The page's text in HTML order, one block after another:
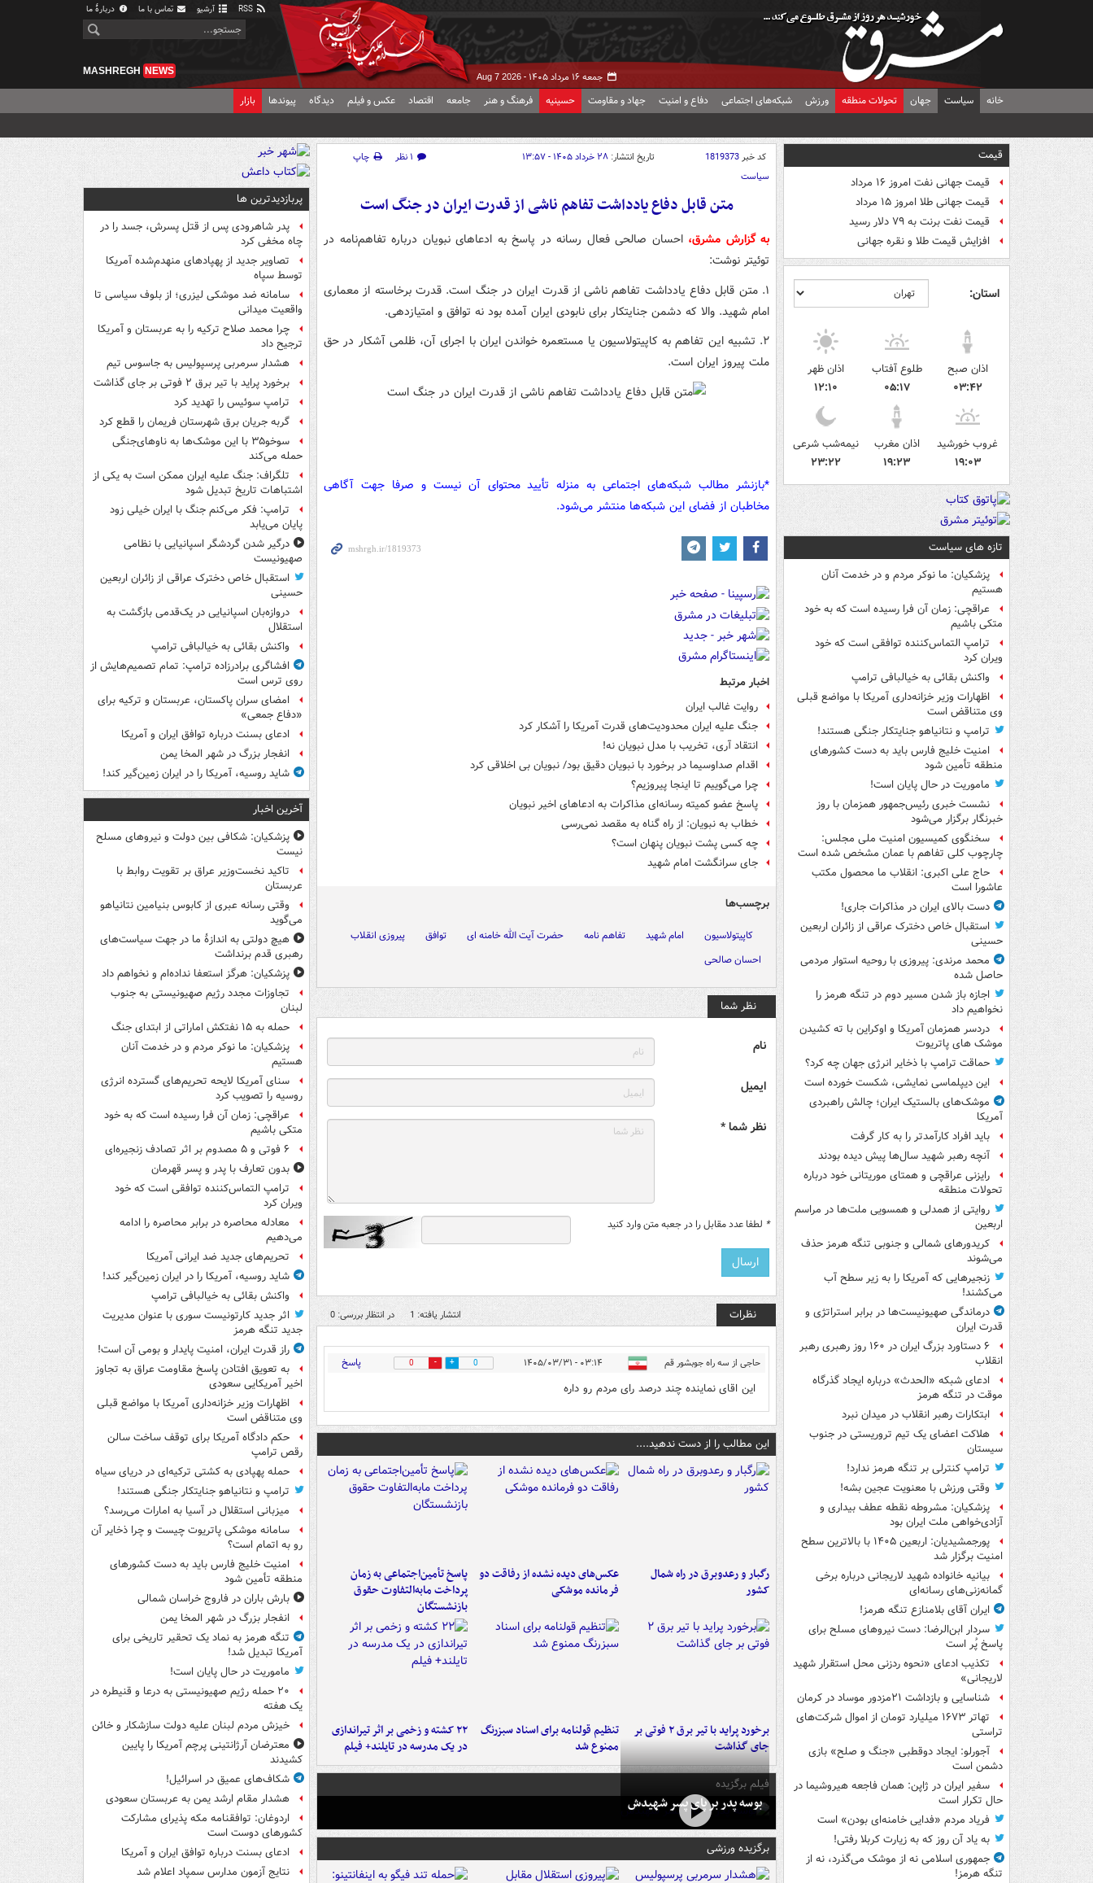
آرشیو تماس با ما دربارهٔ ما
جمعه ۱۶ مرداد ۱۴۰۵ - Aug 7 2026
MASHREGH NEWS
خانه سیاست جهان تحولات منطقه ورزش شبکه‌های اجتماعی دفاع و امنیت جهاد و مقاومت حسینیه فرهنگ و هنر جامعه اقتصاد عکس و فیلم دیدگاه پیوندها بازار
قیمت
قیمت جهانی نفت امروز ۱۶ مرداد
قیمت جهانی طلا امروز ۱۵ مرداد
قیمت نفت برنت به ۷۹ دلار رسید
افزایش قیمت طلا و نقره جهانی
استان:
اذان صبح
۰۳:۴۲
طلوع آفتاب
۰۵:۱۷
اذان ظهر
۱۲:۱۰
غروب خورشید
۱۹:۰۳
اذان مغرب
۱۹:۲۳
نیمه‌شب شرعی
۲۳:۲۲
تازه های سیاست
پزشکیان: ما نوکر مردم و در خدمت آنان
هستیم
عراقچی: زمان آن فرا رسیده است که به خود
متکی باشیم
ترامپ التماس‌کننده توافقی است که خود
ویران کرد
واکنش بقائی به خیالبافی ترامپ
اظهارات وزیر خزانه‌داری آمریکا با مواضع قبلی
وی متناقض است
ترامپ و نتانیاهو جنایتکار جنگی هستند!
امنیت خلیج فارس باید به دست کشورهای
منطقه تأمین شود
ماموریت در حال پایان است!
نشست خبری رئیس‌جمهور همزمان با روز
خبرنگار برگزار می‌شود
سخنگوی کمیسیون امنیت ملی مجلس:
چارچوب کلی تفاهم با عمان مشخص شده است
حاج علی اکبری: انقلاب ما محصول مکتب
عاشورا است
دست بالای ایران در مذاکرات جاری!
استقبال خاص دخترک عراقی از زائران اربعین
حسینی
محمد مرندی: پیروزی با روحیه استوار مردمی
حاصل شده
اجازه باز شدن مسیر دوم در تنگه هرمز را
نخواهیم داد
دردسر همزمان آمریکا و اوکراین با ته کشیدن
موشک های پاتریوت
حماقت ترامپ با ذخایر انرژی جهان چه کرد؟
این دیپلماسی نمایشی، شکست خورده است
موشک‌های بالستیک ایران؛ چالش راهبردی
آمریکا
باید افراد کارآمدتر را به کار گرفت
آنچه رهبر شهید سال‌ها پیش دیده بودند
رایزنی عراقچی و همتای موریتانی خود درباره
تحولات منطقه
روایتی از همدلی و همسویی ملت‌ها در مراسم
اربعین
کریدورهای شمالی و جنوبی تنگه هرمز حذف
می‌شوند
زنجیرهایی که آمریکا را به زیر سطح آب
می‌کشند!
درماندگی صهیونیست‌ها در برابر استراتژی و
قدرت ایران
۶ دستاورد بزرگ ایران در ۱۶۰ روز رهبری رهبر
انقلاب
ادعای شبکه «الحدث» درباره ایجاد گذرگاه
موقت در تنگه هرمز
ابتکارات رهبر انقلاب در میدان نبرد
هلاکت اعضای یک تیم تروریستی در جنوب
سیستان
ترامپ کنترلی بر تنگه هرمز ندارد!
وقتی ورزش با معنویت عجین بشه!
پزشکیان: مشروطه نقطه عطف بیداری و
آزادی‌خواهی ملت ایران بود
پورجمشیدیان: اربعین ۱۴۰۵ با بالاترین سطح
امنیت برگزار شد
بیانیه خانواده شهید لاریجانی درباره برخی
گمانه‌زنی‌های رسانه‌ای
ایران آقای بلامنازع تنگه هرمز!
سردار ابن‌الرضا: دست نیروهای مسلح برای
پاسخ پُر است
تکذیب ادعای «نحوه ردزنی محل استقرار شهید
لاریجانی»
شناسایی و بازداشت ۲۱مزدور موساد در کرمان
تهاتر ۱۶۷۳ میلیارد تومان از اموال شرکت‌های
تراستی
آجورلو: ایجاد دوقطبی «جنگ و صلح‌» بازی
دشمن است
سفیر ایران در ژاپن: همان فاجعه هیروشیما در
حال تکرار است
فریاد مردم «فدایی خامنه‌ای بودن» است
به یاد آن روز که به زیارت کربلا رفتی!
جمهوری اسلامی نه از موشک می‌گذرد، نه از
تنگه هرمز!
کد خبر1819373 تاریخ انتشار: ۲۸ خرداد ۱۴۰۵ - ۱۳:۵۷ ۱ نظر
چاپ
سیاست
متن قابل دفاع یادداشت تفاهم ناشی از قدرت ایران در جنگ است
به گزارش مشرق، احسان صالحی فعال رسانه در پاسخ به ادعاهای نبویان درباره تفاهم‌نامه در
توئیتر نوشت:
۱. متن قابل دفاع یادداشت تفاهم ناشی از قدرت ایران در جنگ است. قدرت برخاسته از معماری
امام شهید. والا که دشمن جنایتکار برای نابودی ایران آمده بود نه توافق و امتیازدهی.
۲. تشبیه این تفاهم به کاپیتولاسیون یا مستعمره خواندن ایران با اجرای آن، ظلمی آشکار در حق
ملت پیروز ایران است.
*بازنشر مطالب شبکه‌های اجتماعی به منزله تأیید محتوای آن نیست و صرفا جهت آگاهی
مخاطبان از فضای این شبکه‌ها منتشر می‌شود.
اخبار مرتبط
روایت غالب ایران
جنگ علیه ایران محدودیت‌های قدرت آمریکا را آشکار کرد
انتقاد آری، تخریب با مدل نبویان نه!
اقدام صداوسیما در برخورد با نبویان دقیق بود/ نبویان بی اخلاقی کرد
چرا می‌گوییم تا اینجا پیروزیم؟
پاسخ عضو کمیته رسانه‌ای مذاکرات به ادعاهای اخیر نبویان
خطاب به نبویان: از راه گناه به مقصد نمی‌رسی
چه کسی پشت نبویان پنهان است؟
جای سرانگشت امام شهید
برچسب‌ها
کاپیتولاسیون امام شهید تفاهم نامه حضرت آیت الله خامنه ای توافق
پیروزی انقلاب
احسان صالحی
نظر شما
نام
ایمیل
نظر شما *
* لطفا عدد مقابل را در جعبه متن وارد کنید
نظرات انتشار یافته: 1 در انتظار بررسی: 0
حاجی از سه راه جوبشور قم ۰۳:۱۴ - ۱۴۰۵/۰۳/۳۱ 0
0 پاسخ
این اقای نماینده چند درصد رای مردم رو داره
این مطالب را از دست ندهید....
رگبار و رعدوبرق در راه شمال
کشور
عکس‌های دیده نشده از رفاقت دو
فرمانده‌ موشکی
پاسخ تأمین‌اجتماعی به زمان
پرداخت مابه‌التفاوت حقوق
بازنشستگان
برخورد پراید با تیر برق ۲ فوتی بر
جای گذاشت
تنظیم قولنامه برای اسناد سبزرنگ
ممنوع شد
۲۲ کشته و زخمی بر اثر تیراندازی
در یک مدرسه در تایلند+ فیلم
فیلم برگزیده
بوسه‌ پدر بر پای پسر شهیدش
برگزیده ورزشی
پربازدیدترین ها
پدر شاهرودی پس از قتل پسرش، جسد را در
چاه مخفی کرد
تصاویر جدید از پهپادهای منهدم‌شده آمریکا
توسط سپاه
سامانه ضد موشکی لیزری؛ از بلوف سیاسی تا
واقعیت میدانی
چرا محمد صلاح ترکیه را به عربستان و آمریکا
ترجیح داد
هشدار سرمربی پرسپولیس به جاسوس تیم
برخورد پراید با تیر برق ۲ فوتی بر جای گذاشت
ترامپ سوئیس را تهدید کرد
گربه جریان برق شهرستان فریمان را قطع کرد
سوخو۳۵ با این موشک‌ها به ناوهای‌جنگی
حمله می‌کند
تلگراف: جنگ علیه ایران ممکن است به یکی از
اشتباهات تاریخ تبدیل شود
ترامپ: فکر می‌کنم جنگ با ایران خیلی زود
پایان می‌یابد
درگیر شدن گردشگر اسپانیایی با نظامی
صهیونیست
استقبال خاص دخترک عراقی از زائران اربعین
حسینی
دروازه‌بان اسپانیایی در یک‌قدمی بازگشت به
استقلال
واکنش بقائی به خیالبافی ترامپ
افشاگری برادرزاده ترامپ: تمام تصمیم‌هایش از
روی ترس است
امضای سران پاکستان، عربستان و ترکیه برای
«دفاع جمعی»
ادعای بسنت درباره توافق ایران و آمریکا
انفجار بزرگ در شهر المخا یمن
شاید روسیه، آمریکا را در ایران زمین‌گیر کند!
آخرین اخبار
پزشکیان: شکافی بین دولت و نیروهای مسلح
نیست
تاکید نخست‌وزیر عراق بر تقویت روابط با
عربستان
وقتی رسانه عبری از کابوس بنیامین نتانیاهو
می‌گوید
هیچ دولتی به اندازۀ ما در جهت سیاست‌های
رهبری قدم برنداشت
پزشکیان: هرگز استعفا نداده‌ام و نخواهم داد
تجاوزات مجدد رژیم صهیونیستی به جنوب
لبنان
حمله به ۱۵ نفتکش‌ اماراتی از ابتدای جنگ
پزشکیان: ما نوکر مردم و در خدمت آنان
هستیم
سنای آمریکا لایحه تحریم‌های گسترده انرژی
روسیه را تصویب کرد
عراقچی: زمان آن فرا رسیده است که به خود
متکی باشیم
۶ فوتی و ۵ مصدوم بر اثر تصادف زنجیره‌ای
بدون تعارف با پدر و پسر قهرمان
ترامپ التماس‌کننده توافقی است که خود
ویران کرد
معادله محاصره در برابر محاصره را ادامه
می‌دهیم
تحریم‌های جدید ضد ایرانی آمریکا
شاید روسیه، آمریکا را در ایران زمین‌گیر کند!
واکنش بقائی به خیالبافی ترامپ
اثر جدید کارتونیست سوری با عنوان مدیریت
جدید تنگه هرمز
راز قدرت ایران، امنیت پایدار و بومی آن است!
به تعویق افتادن پاسخ مقاومت عراق به تجاوز
اخیر آمریکایی سعودی
اظهارات وزیر خزانه‌داری آمریکا با مواضع قبلی
وی متناقض است
حکم دادگاه آمریکا برای توقف ساخت سالن
رقص ترامپ
حمله پهپادی به کشتی ترکیه‌ای در دریای سیاه
ترامپ و نتانیاهو جنایتکار جنگی هستند!
میزبانی استقلال در آسیا به امارات می‌رسد؟
سامانه موشکی پاتریوت چیست و چرا ذخایر آن
رو به اتمام است؟
امنیت خلیج فارس باید به دست کشورهای
منطقه تأمین شود
بارش باران در فاروج خراسان شمالی
انفجار بزرگ در شهر المخا یمن
تنگه هرمز به نماد یک تحقیر تاریخی برای
آمریکا تبدیل شد!
ماموریت در حال پایان است!
۲۰ حمله رژیم صهیونیستی به درعا و قنیطره در
یک هفته
خیزش مردم لبنان علیه دولت سازشکار و خائن
معترضان آرژانتینی پرچم آمریکا را پایین
کشیدند
شکاف‌های عمیق در اسرائیل!
هشدار مقام ارشد یمن به عربستان سعودی
اردوغان: توافقنامه مکه پذیرای مشارکت
کشورهای دوست است
ادعای بسنت درباره توافق ایران و آمریکا
نتایج آزمون مدارس سمپاد اعلام شد